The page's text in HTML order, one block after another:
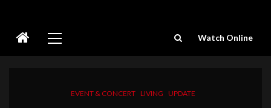
Menu
Watch Online
EVENT & CONCERT LIVING UPDATE